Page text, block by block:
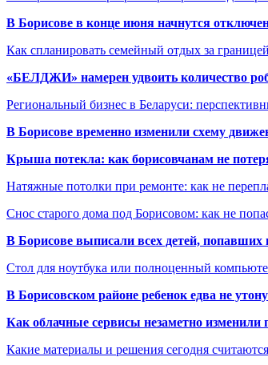
В Борисове в конце июня начнутся
Как спланировать семейный отдых за
«БЕЛДЖИ» намерен удвоить количество
Региональный бизнес в Беларуси:
В Борисове временно изменили схему
Крыша потекла: как борисовчанам не
Натяжные потолки при ремонте: как не
Снос старого дома под Борисовом: как не
В Борисове выписали всех детей,
Стол для ноутбука или полноценный
В Борисовском районе ребенок едва не
Как облачные сервисы незаметно
Какие материалы и решения сегодня